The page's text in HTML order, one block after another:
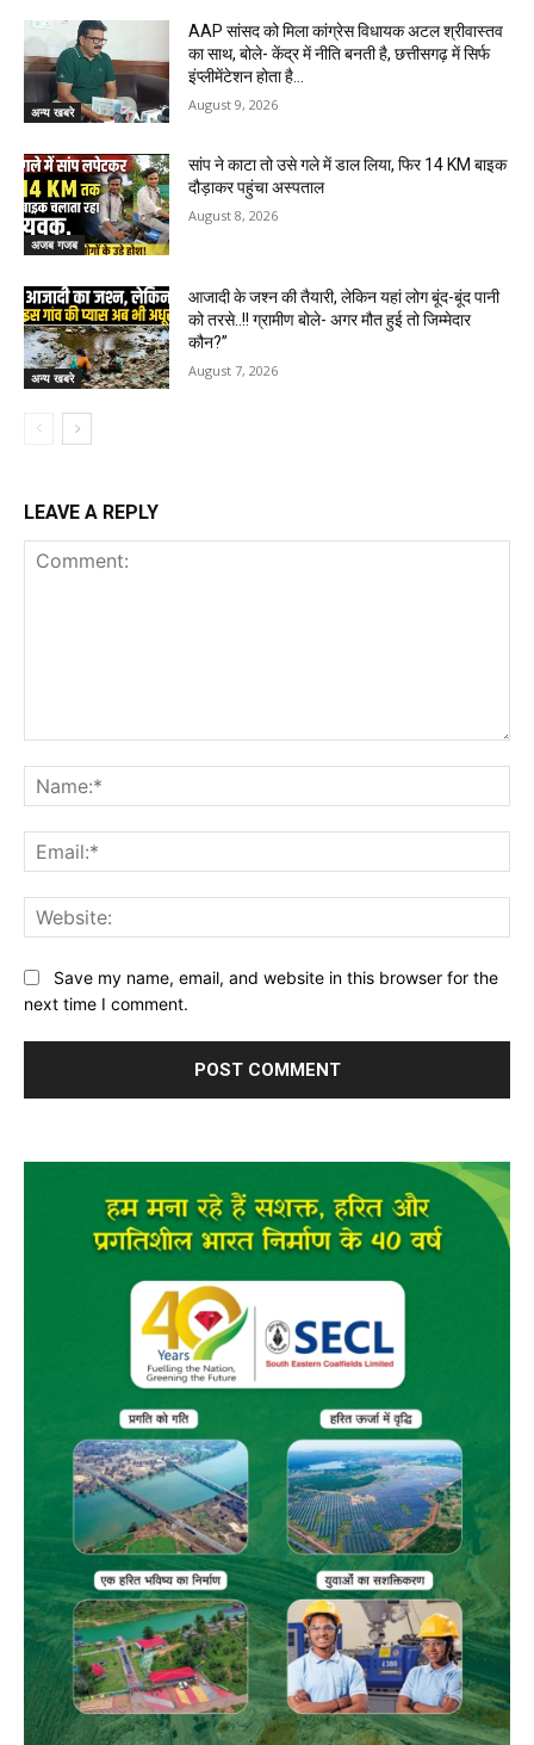
अन्य खबरे
AAP सांसद को मिला कांग्रेस विधायक अटल श्रीवास्तव
का साथ, बोले- केंद्र में नीति बनती है, छत्तीसगढ़ में सिर्फ
इंप्लीमेंटेशन होता है…
August 9, 2026
अजब गजब
सांप ने काटा तो उसे गले में डाल लिया, फिर 14 KM बाइक
दौड़ाकर पहुंचा अस्पताल
August 8, 2026
अन्य खबरे
आजादी के जश्न की तैयारी, लेकिन यहां लोग बूंद-बूंद पानी
को तरसे..!! ग्रामीण बोले- अगर मौत हुई तो जिम्मेदार
कौन?”
August 7, 2026
LEAVE A REPLY
Save my name, email, and website in this browser for the
next time I comment.